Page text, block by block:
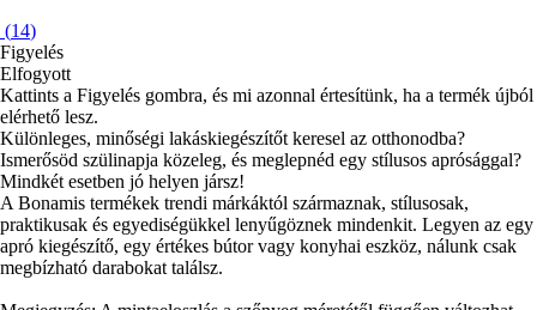
(14)
Figyelés
Elfogyott
Kattints a Figyelés gombra, és mi azonnal értesítünk, ha a termék újból
elérhető lesz.
Különleges, minőségi lakáskiegészítőt keresel az otthonodba?
Ismerősöd szülinapja közeleg, és meglepnéd egy stílusos aprósággal?
Mindkét esetben jó helyen jársz!
A Bonamis termékek trendi márkáktól származnak, stílusosak,
praktikusak és egyediségükkel lenyűgöznek mindenkit. Legyen az egy
apró kiegészítő, egy értékes bútor vagy konyhai eszköz, nálunk csak
megbízható darabokat találsz.